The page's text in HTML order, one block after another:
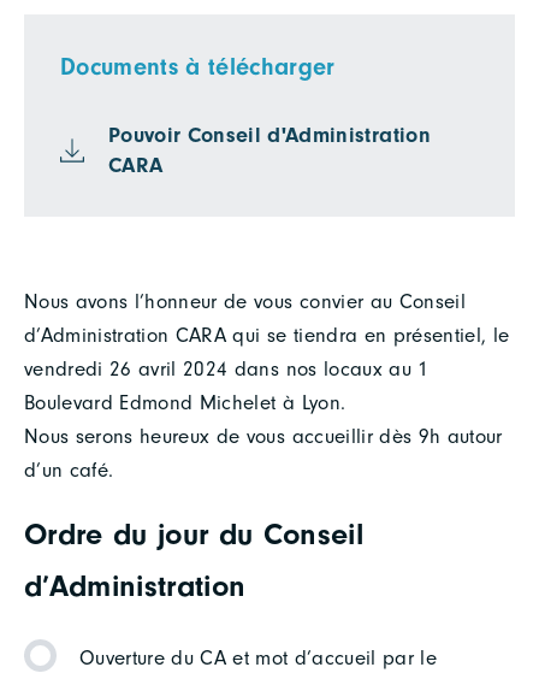
Nous avons l’honneur de vous convier au Conseil
d’Administration CARA qui se tiendra en présentiel, le
vendredi 26 avril 2024 dans nos locaux au 1
Boulevard Edmond Michelet à Lyon.
Nous serons heureux de vous accueillir dès 9h autour
d’un café.
Ordre du jour du Conseil
d’Administration
Ouverture du CA et mot d’accueil par le
Documents à télécharger
Pouvoir Conseil d'Administration
CARA